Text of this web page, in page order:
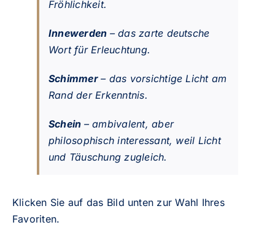
Fröhlichkeit.
Innewerden – das zarte deutsche
Wort für Erleuchtung.
Schimmer– das vorsichtige Licht am
Rand der Erkenntnis.
Schein – ambivalent, aber
philosophisch interessant, weil Licht
und Täuschung zugleich.
Klicken Sie auf das Bild unten zur Wahl Ihres
Favoriten.